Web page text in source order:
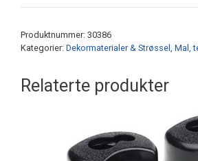
transparent
Produktnummer: 30386
Kategorier: Dekormaterialer & Strøssel , Mal,
Relaterte produkter